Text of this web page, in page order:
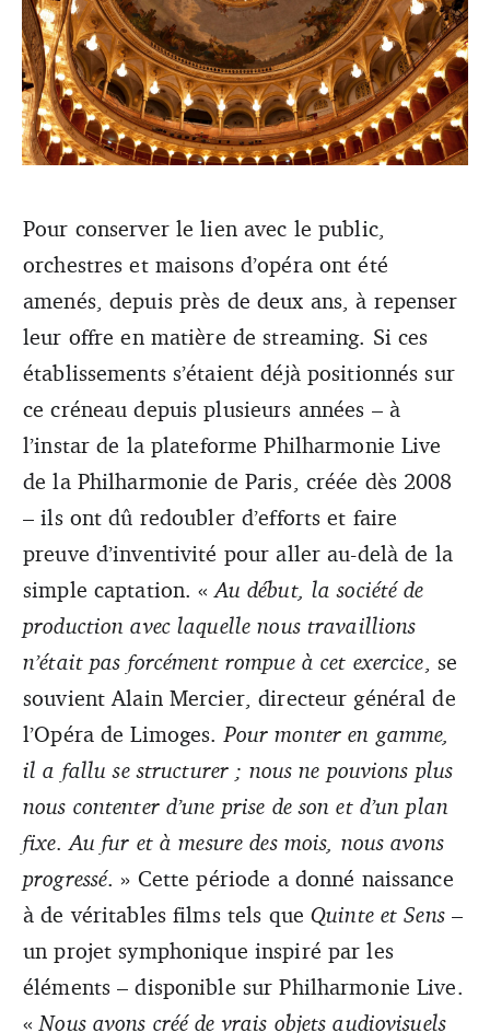
Mais à l’heure où les salles peinent à se remplir, on peut
s’interroger sur la pertinence de développer des contenus
disponibles à distance. Crédit : DR
Pour conserver le lien avec le public,
orchestres et maisons d’opéra ont été
amenés, depuis près de deux ans, à repenser
leur offre en matière de streaming. Si ces
établissements s’étaient déjà positionnés sur
ce créneau depuis plusieurs années – à
l’instar de la plateforme Philharmonie Live
de la Philharmonie de Paris, créée dès 2008
– ils ont dû redoubler d’efforts et faire
preuve d’inventivité pour aller au-delà de la
simple captation. «Au début, la société de
production avec laquelle nous travaillions
n’était pas forcément rompue à cet exercice , se
souvient Alain Mercier, directeur général de
l’Opéra de Limoges. Pour monter en gamme,
il a fallu se structurer ; nous ne pouvions plus
nous contenter d’une prise de son et d’un plan
fixe. Au fur et à mesure des mois, nous avons
progressé. » Cette période a donné naissance
à de véritables films tels queQuinte et Sens–
un projet symphonique inspiré par les
éléments – disponible sur Philharmonie Live.
« Nous avons créé de vrais objets audiovisuels